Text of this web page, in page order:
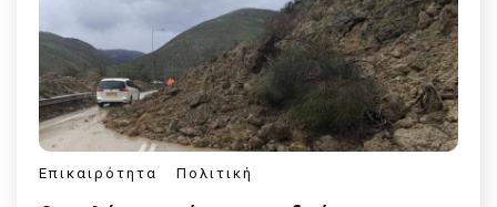
Επικαιρότητα Πολιτική